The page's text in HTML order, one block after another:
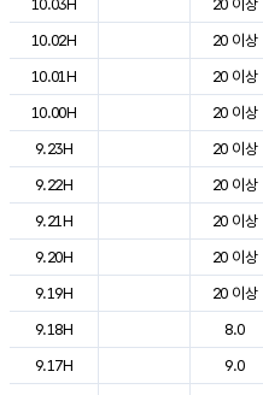
10.03H
20 이상
10.02H
20 이상
10.01H
20 이상
10.00H
20 이상
9.23H
20 이상
9.22H
20 이상
9.21H
20 이상
9.20H
20 이상
9.19H
20 이상
9.18H
8.0
9.17H
9.0